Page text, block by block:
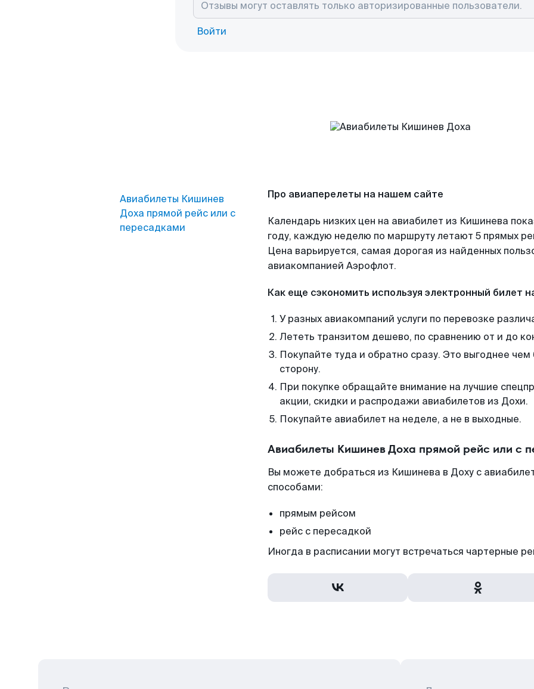
Войти
Авиабилеты Кишинев
Доха прямой рейс или с
пересадками
Про авиаперелеты на нашем сайте
Календарь низких цен на авиабилет из Кишинева
году, каждую неделю по маршруту летают 5 прямых
Цена варьируется, самая дорогая из найденных
авиакомпанией Аэрофлот.
Как еще сэкономить используя электронный билет
У разных авиакомпаний услуги по перевозке
Лететь транзитом дешево, по сравнению от и до
Покупайте туда и обратно сразу. Это выгоднее
сторону.
При покупке обращайте внимание на лучшие
акции, скидки и распродажи авиабилетов из Дохи.
Покупайте авиабилет на неделе, а не в выходные.
Авиабилеты Кишинев Доха прямой рейс или с
Вы можете добраться из Кишинева в Доху с
способами:
прямым рейсом
рейс с пересадкой
Иногда в расписании могут встречаться чартерные